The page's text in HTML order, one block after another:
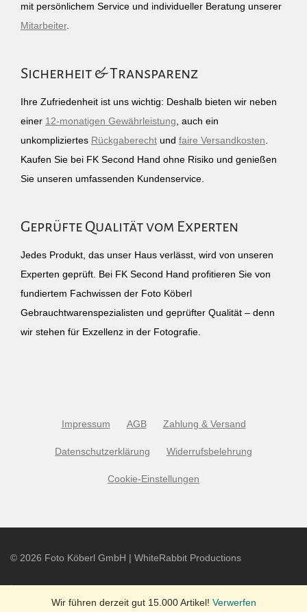
Wir führen derzeit gut 15.000 Artikel! Verwerfen
mit persönlichem Service und individueller Beratung unserer
Mitarbeiter.
Sicherheit & Transparenz
Ihre Zufriedenheit ist uns wichtig: Deshalb bieten wir neben
einer 12-monatigen Gewährleistung , auch ein
unkompliziertes Rückgaberecht und faire Versandkosten
Kaufen Sie bei FK Second Hand ohne Risiko und genießen
Sie unseren umfassenden Kundenservice.
Geprüfte Qualität vom Experten
Jedes Produkt, das unser Haus verlässt, wird von unseren
Experten geprüft. Bei FK Second Hand profitieren Sie von
fundiertem Fachwissen der Foto Köberl
Gebrauchtwarenspezialisten und geprüfter Qualität – denn
wir stehen für Exzellenz in der Fotografie.
Impressum AGB Zahlung & Versand
Datenschutzerklärung Widerrufsbelehrung
Cookie-Einstellungen
© 2026 Foto Köberl GmbH | WhiteRabbit Productions